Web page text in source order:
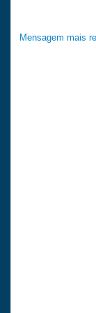
Mensagem mais